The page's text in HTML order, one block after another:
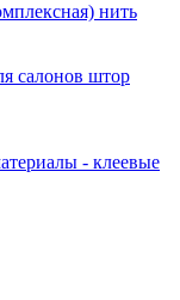
нить
салонов штор
- клеевые